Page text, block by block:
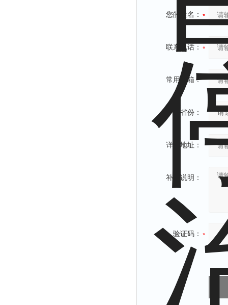
您的姓名：
联系电话：
常用邮箱：
省份：
详细地址：
补充说明：
验证码：